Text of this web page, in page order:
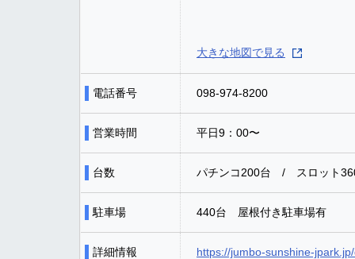
大きな地図で見る
電話番号 098-974-8200
営業時間 平日9：00〜
台数 パチンコ200台 / スロット
駐車場 440台 屋根付き駐車場有
詳細情報 https://jumbo-sunshine-